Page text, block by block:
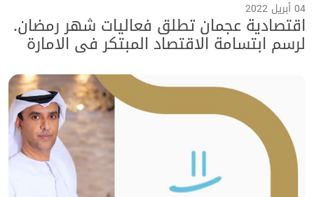
04 أبريل 2022
اقتصادية عجمان تطلق فعاليات شهر رمضان.
لرسم ابتسامة الاقتصاد المبتكر في الامارة
السعيدة